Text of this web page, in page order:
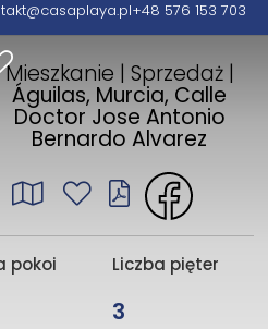
+48 576 153 703
Mieszkanie | Sprzedaż |
Águilas, Murcia, Calle
Doctor Jose Antonio
Bernardo Alvarez
pokoi Liczba pięter
3